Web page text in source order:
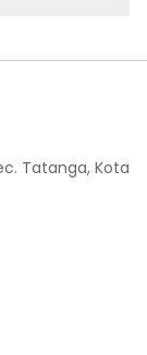
Tatanga, Kota